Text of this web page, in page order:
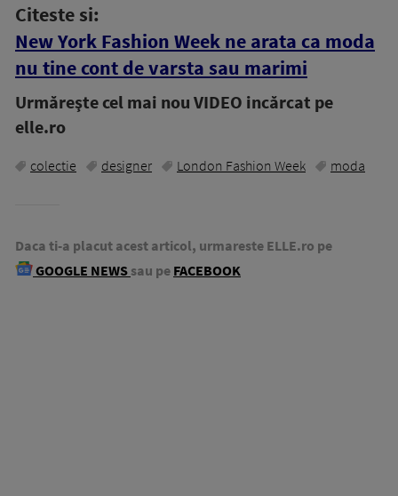
Citeste si:
New York Fashion Week ne arata ca moda
nu tine cont de varsta sau marimi
Urmăreşte cel mai nou VIDEO incărcat pe
elle.ro
colectie designer London Fashion Week moda
Daca ti-a placut acest articol, urmareste ELLE.ro pe
GOOGLE NEWS sau pe FACEBOOK